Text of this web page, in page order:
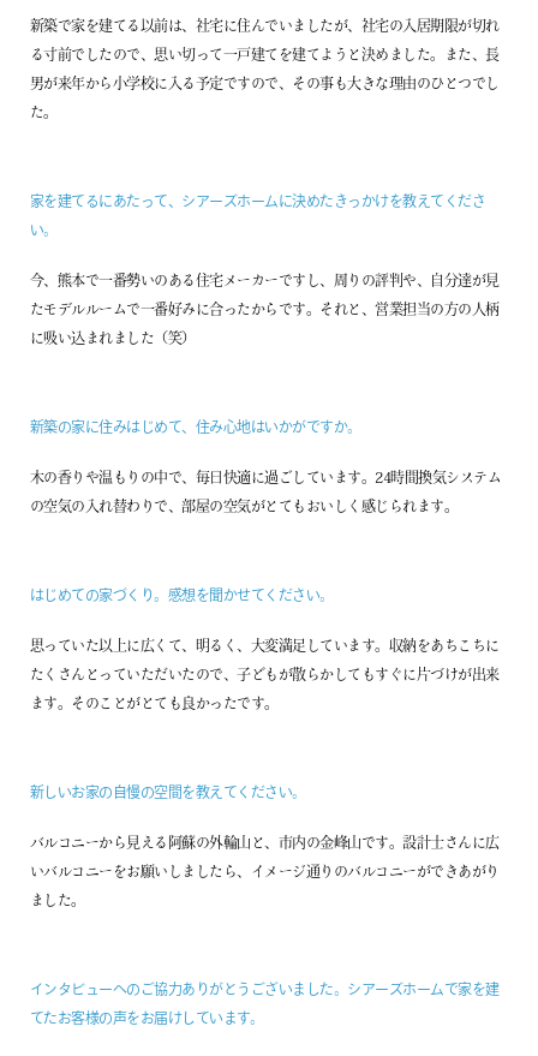
新築で家を建てる以前は、社宅に住んでいましたが、社宅の入居期限が切れ
る寸前でしたので、思い切って一戸建てを建てようと決めました。また、長
男が来年から小学校に入る予定ですので、その事も大きな理由のひとつでし
た。
家を建てるにあたって、シアーズホームに決めたきっかけを教えてくださ
い。
今、熊本で一番勢いのある住宅メーカーですし、周りの評判や、自分達が見
たモデルルームで一番好みに合ったからです。それと、営業担当の方の人柄
に吸い込まれました（笑）
新築の家に住みはじめて、住み心地はいかがですか。
木の香りや温もりの中で、毎日快適に過ごしています。24時間換気システム
の空気の入れ替わりで、部屋の空気がとてもおいしく感じられます。
はじめての家づくり。感想を聞かせてください。
思っていた以上に広くて、明るく、大変満足しています。収納をあちこちに
たくさんとっていただいたので、子どもが散らかしてもすぐに片づけが出来
ます。そのことがとても良かったです。
新しいお家の自慢の空間を教えてください。
バルコニーから見える阿蘇の外輪山と、市内の金峰山です。設計士さんに広
いバルコニーをお願いしましたら、イメージ通りのバルコニーができあがり
ました。
インタビューへのご協力ありがとうございました。シアーズホームで家を建
てたお客様の声をお届けしています。